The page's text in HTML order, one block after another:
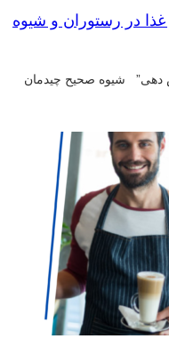
در رستوران و شیوه
دهی” شیوه صحیح چیدمان